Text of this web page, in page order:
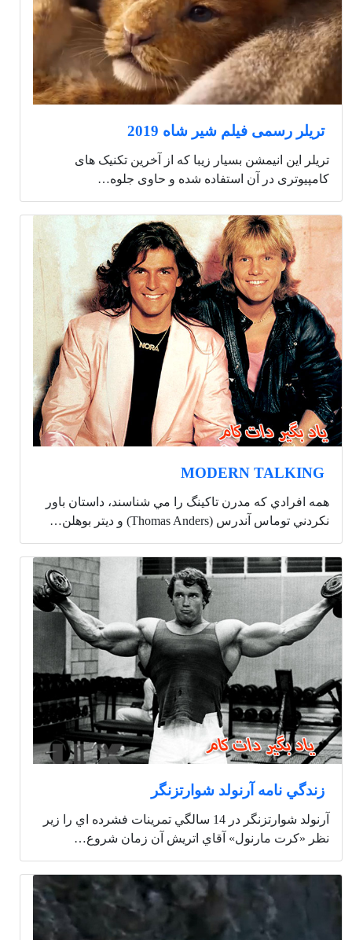
تریلر رسمی فیلم شیر شاه 2019
تریلر این انیمشن بسیار زیبا که از آخرین تکنیک های
کامپیوتری در آن استفاده شده و حاوی جلوه…
MODERN TALKING
همه افرادي كه مدرن تاکینگ را مي شناسند، داستان باور
نكردني توماس آندرس ‏(Thomas Anders) و دیتر بوهلن…
زندگي نامه آرنولد شوارتزنگر
آرنولد شوارتزنگر در 14 سالگي تمرينات فشرده اي را زير
نظر «كرت مارنول» آقاي اتريش آن زمان شروع…